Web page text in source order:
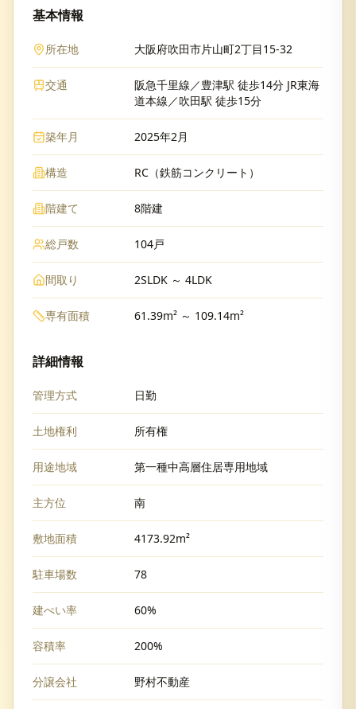
基本情報
所在地 大阪府吹田市片山町2丁目15-32
交通
阪急千里線／豊津駅 徒歩14分 JR東海
道本線／吹田駅 徒歩15分
築年月 2025年2月
構造 RC（鉄筋コンクリート）
階建て 8階建
総戸数 104戸
間取り 2SLDK ～ 4LDK
専有面積 61.39m² ～ 109.14m²
詳細情報
管理方式 日勤
土地権利 所有権
用途地域 第一種中高層住居専用地域
主方位 南
敷地面積 4173.92m²
駐車場数 78
建ぺい率 60%
容積率 200%
分譲会社 野村不動産